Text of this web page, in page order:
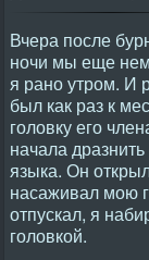
Вчера после
ночи мы еще
я рано утром. И
был как раз к
головку его
начала
языка. Он
насаживал мою
отпускал, я
головкой.